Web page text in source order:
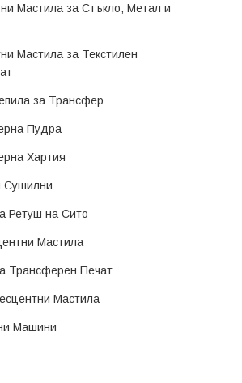
Мастила за Стъкло, Метал и
Мастила за Текстилен
за Трансфер
Пудра
Хартия
Сушилни
Ретуш на Сито
Мастила
Трансферен Печат
Мастила
Машини